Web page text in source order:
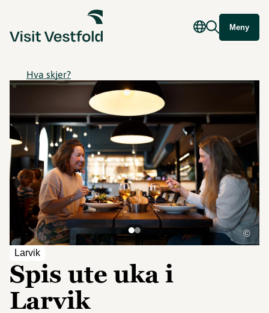
Meny
Hva skjer?
Larvik
Spis ute uka i
Larvik
©